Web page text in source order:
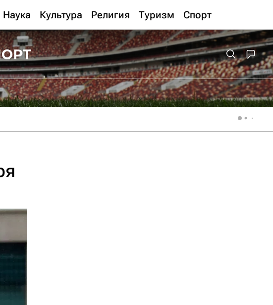
Наука Культура Религия Туризм Спорт